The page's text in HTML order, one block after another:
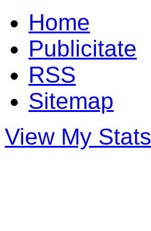
Home
Publicitate
RSS
Sitemap
View My Stats